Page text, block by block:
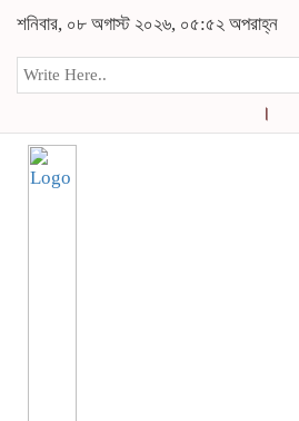
শনিবার, ০৮ অগাস্ট ২০২৬, ০৫:৫২ অপরাহ্ন